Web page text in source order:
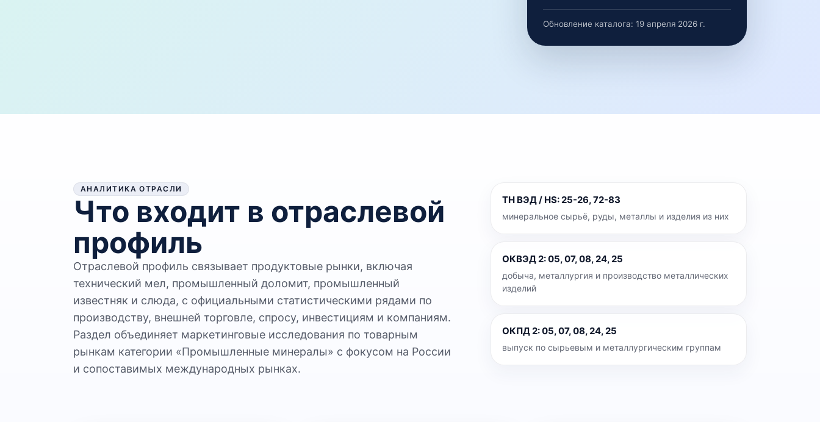
Обновление каталога: 19 апреля 2026 г.
АНАЛИТИКА ОТРАСЛИ
Что входит в отраслевой
профиль
Отраслевой профиль связывает продуктовые рынки, включая
технический мел, промышленный доломит, промышленный
известняк и слюда, с официальными статистическими рядами по
производству, внешней торговле, спросу, инвестициям и компаниям.
Раздел объединяет маркетинговые исследования по товарным
рынкам категории «Промышленные минералы» с фокусом на России
и сопоставимых международных рынках.
ТН ВЭД / HS:25-26, 72-83
минеральное сырьё, руды, металлы и изделия из них
ОКВЭД 2:05, 07, 08, 24, 25
добыча, металлургия и производство металлических
изделий
ОКПД 2:05, 07, 08, 24, 25
выпуск по сырьевым и металлургическим группам